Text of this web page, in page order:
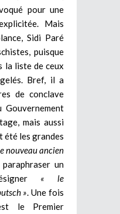
pour une
Mais
Sidi Paré
puisque
la liste de ceux
Bref, il a
de conclave
Gouvernement
mais aussi
été les grandes
nouveau ancien
un
« le
» . Une fois
le Premier